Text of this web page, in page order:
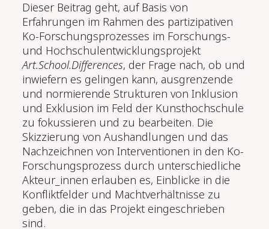
Dieser Beitrag geht, auf Basis von
Erfahrungen im Rahmen des partizipativen
Ko-Forschungsprozesses im Forschungs-
und Hochschulentwicklungsprojekt
Art.School.Differences, der Frage nach, ob und
inwiefern es gelingen kann, ausgrenzende
und normierende Strukturen von Inklusion
und Exklusion im Feld der Kunsthochschule
zu fokussieren und zu bearbeiten. Die
Skizzierung von Aushandlungen und das
Nachzeichnen von Interventionen in den Ko-
Forschungsprozess durch unterschiedliche
Akteur_innen erlauben es, Einblicke in die
Konfliktfelder und Machtverhältnisse zu
geben, die in das Projekt eingeschrieben
sind.